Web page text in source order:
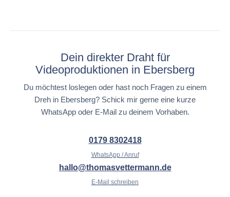
Dein direkter Draht für
Videoproduktionen in Ebersberg
Du möchtest loslegen oder hast noch Fragen zu einem
Dreh in Ebersberg? Schick mir gerne eine kurze
WhatsApp oder E-Mail zu deinem Vorhaben.
0179 8302418
WhatsApp / Anruf
hallo@thomasvettermann.de
E-Mail schreiben